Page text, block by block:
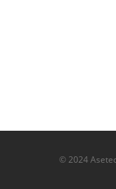
© 2024